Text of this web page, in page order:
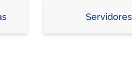
Servidores